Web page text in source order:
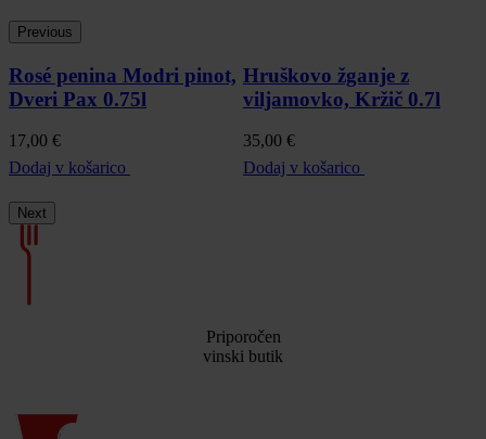
Previous
Rosé penina Modri pinot,
Dveri Pax 0.75l
17,00 €
Dodaj v košarico
Hruškovo žganje z
viljamovko, Kržič 0.7l
35,00 €
Dodaj v košarico
Next
Priporočen
vinski butik